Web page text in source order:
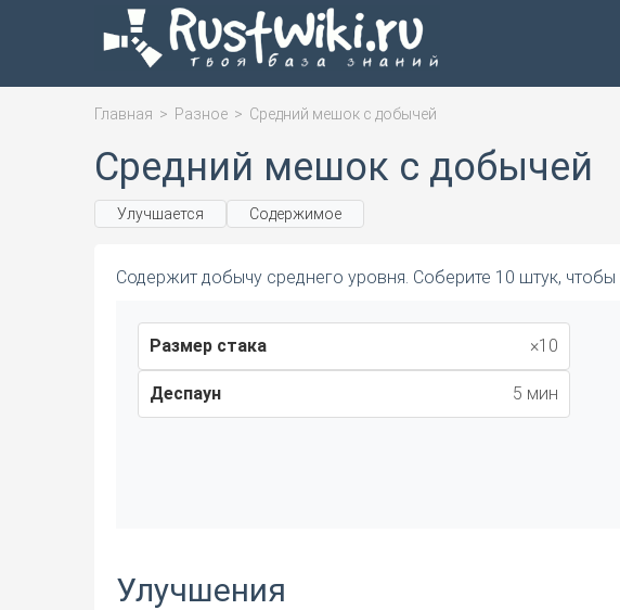
Главная > Разное > Средний мешок с добычей
Средний мешок с добычей
Улучшается Содержимое
Содержит добычу среднего уровня. Соберите 10 штук,
Размер стака ×10
Деспаун 5 мин
Улучшения